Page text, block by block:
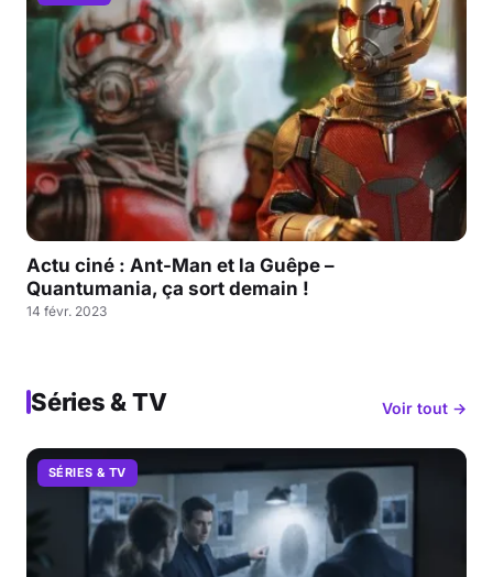
Actu ciné : Ant-Man et la Guêpe –
Quantumania, ça sort demain !
14 févr. 2023
Séries & TV Voir tout →
SÉRIES & TV